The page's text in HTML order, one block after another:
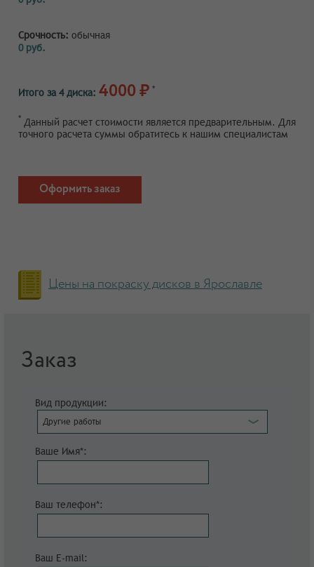
Срочность: обычная
0 руб.
Итого за 4 диска: 4000 ₽ *
* Данный расчет стоимости является предварительным. Для
точного расчета суммы обратитесь к нашим специалистам
Оформить заказ
Цены на покраску дисков в Ярославле
Заказ
Вид продукции:
Другие работы
Ваше Имя*:
Ваш телефон*:
Ваш E-mail: